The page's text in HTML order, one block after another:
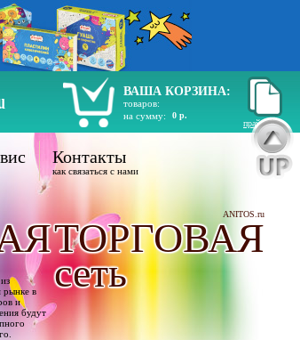
ВАША КОРЗИНА:
товаров:
на сумму:
0 р.
прайс лист
Контакты
как связаться с нами
ANITOS.ru
ТОРГОВАЯ
рынке в
и
будут
сеть